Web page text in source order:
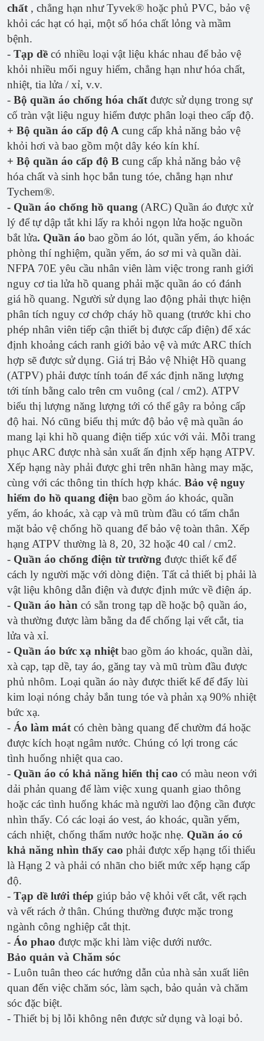
chất , chẳng hạn như Tyvek® hoặc phủ PVC, bảo vệ
khỏi các hạt có hại, một số hóa chất lỏng và mầm
bệnh.
- Tạp dề có nhiều loại vật liệu khác nhau để bảo vệ
khỏi nhiều mối nguy hiểm, chẳng hạn như hóa chất,
nhiệt, tia lửa / xỉ, v.v.
- Bộ quần áo chống hóa chấtđược sử dụng trong sự
cố tràn vật liệu nguy hiểm được phân loại theo cấp độ.
+ Bộ quần áo cấp độ A cung cấp khả năng bảo vệ
khỏi hơi và bao gồm một dây kéo kín khí.
+ Bộ quần áo cấp độ B cung cấp khả năng bảo vệ
hóa chất và sinh học bắn tung tóe, chẳng hạn như
Tychem®.
- Quần áo chống hồ quang (ARC) Quần áo được xử
lý để tự dập tắt khi lấy ra khỏi ngọn lửa hoặc nguồn
bắt lửa. Quần áo bao gồm áo lót, quần yếm, áo khoác
phòng thí nghiệm, quần yếm, áo sơ mi và quần dài.
NFPA 70E yêu cầu nhân viên làm việc trong ranh giới
nguy cơ tia lửa hồ quang phải mặc quần áo có đánh
giá hồ quang. Người sử dụng lao động phải thực hiện
phân tích nguy cơ chớp cháy hồ quang (trước khi cho
phép nhân viên tiếp cận thiết bị được cấp điện) để xác
định khoảng cách ranh giới bảo vệ và mức ARC thích
hợp sẽ được sử dụng. Giá trị Bảo vệ Nhiệt Hồ quang
(ATPV) phải được tính toán để xác định năng lượng
tới tính bằng calo trên cm vuông (cal / cm2). ATPV
biểu thị lượng năng lượng tới có thể gây ra bỏng cấp
độ hai. Nó cũng biểu thị mức độ bảo vệ mà quần áo
mang lại khi hồ quang điện tiếp xúc với vải. Mỗi trang
phục ARC được nhà sản xuất ấn định xếp hạng ATPV.
Xếp hạng này phải được ghi trên nhãn hàng may mặc,
cùng với các thông tin thích hợp khác. Bảo vệ nguy
hiểm do hồ quang điện bao gồm áo khoác, quần
yếm, áo khoác, xà cạp và mũ trùm đầu có tấm chắn
mặt bảo vệ chống hồ quang để bảo vệ toàn thân. Xếp
hạng ATPV thường là 8, 20, 32 hoặc 40 cal / cm2.
- Quần áo chống điện từ trường được thiết kế để
cách ly người mặc với dòng điện. Tất cả thiết bị phải là
vật liệu không dẫn điện và được định mức về điện áp.
- Quần áo hàn có sẵn trong tạp dề hoặc bộ quần áo,
và thường được làm bằng da để chống lại vết cắt, tia
lửa và xỉ.
- Quần áo bức xạ nhiệtbao gồm áo khoác, quần dài,
xà cạp, tạp dề, tay áo, găng tay và mũ trùm đầu được
phủ nhôm. Loại quần áo này được thiết kế để đẩy lùi
kim loại nóng chảy bắn tung tóe và phản xạ 90% nhiệt
bức xạ.
- Áo làm mátcó chèn bàng quang để chườm đá hoặc
được kích hoạt ngâm nước. Chúng có lợi trong các
tình huống nhiệt qua cao.
- Quần áo có khả năng hiển thị cao có màu neon với
dải phản quang để làm việc xung quanh giao thông
hoặc các tình huống khác mà người lao động cần được
nhìn thấy. Có các loại áo vest, áo khoác, quần yếm,
cách nhiệt, chống thấm nước hoặc nhẹ. Quần áo có
khả năng nhìn thấy cao phải được xếp hạng tối thiểu
là Hạng 2 và phải có nhãn cho biết mức xếp hạng cấp
độ.
- Tạp dề lưới thép giúp bảo vệ khỏi vết cắt, vết rạch
và vết rách ở thân. Chúng thường được mặc trong
ngành công nghiệp cắt thịt.
- Áo phao được mặc khi làm việc dưới nước.
Bảo quản và Chăm sóc
- Luôn tuân theo các hướng dẫn của nhà sản xuất liên
quan đến việc chăm sóc, làm sạch, bảo quản và chăm
sóc đặc biệt.
- Thiết bị bị lỗi không nên được sử dụng và loại bỏ.